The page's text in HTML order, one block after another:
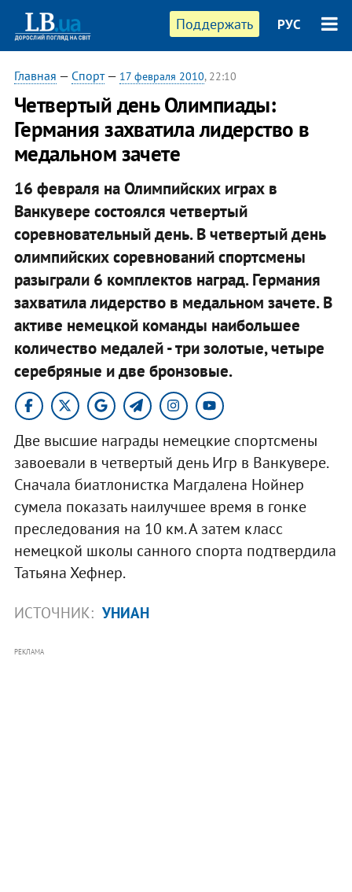
Поддержать РУС
Главная — Спорт— 17 февраля 2010, 22:10
Четвертый день Олимпиады:
Германия захватила лидерство в
медальном зачете
16 февраля на Олимпийских играх в
Ванкувере состоялся четвертый
соревновательный день. В четвертый день
олимпийских соревнований спортсмены
разыграли 6 комплектов наград. Германия
захватила лидерство в медальном зачете. В
активе немецкой команды наибольшее
количество медалей - три золотые, четыре
серебряные и две бронзовые.
Две высшие награды немецкие спортсмены
завоевали в четвертый день Игр в Ванкувере.
Сначала биатлонистка Магдалена Нойнер
сумела показать наилучшее время в гонке
преследования на 10 км. А затем класс
немецкой школы санного спорта подтвердила
Татьяна Хефнер.
ИСТОЧНИК: УНИАН
РЕКЛАМА